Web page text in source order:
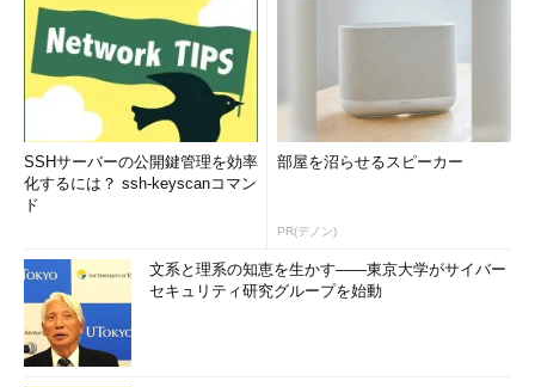
SSHサーバーの公開鍵管理を効率
化するには？ ssh-keyscanコマン
ド
部屋を沼らせるスピーカー
PR(デノン)
文系と理系の知恵を生かす――東京大学がサイバー
セキュリティ研究グループを始動